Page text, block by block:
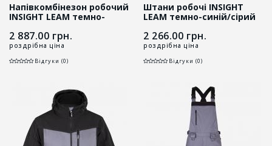
Напівкомбінезон робочий
INSIGHT LEAM темно-
2 887.00 грн.
роздрібна ціна
Відгуки (0)
Штани робочі INSIGHT
LEAM темно-синій/сірий
2 266.00 грн.
роздрібна ціна
Відгуки (0)